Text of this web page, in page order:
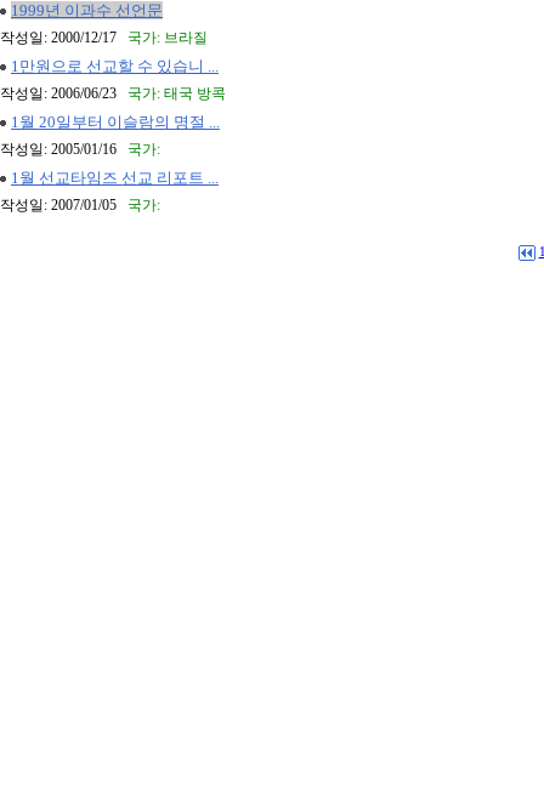
1999년 이과수 선언문
작성일: 2000/12/17 국가: 브라질
1만원으로 선교할 수 있습니 ...
작성일: 2006/06/23 국가: 태국 방콕
1월 20일부터 이슬람의 명절 ...
작성일: 2005/01/16 국가:
1월 선교타임즈 선교 리포트 ...
작성일: 2007/01/05 국가: